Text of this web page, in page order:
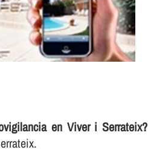
en Viver i Serrateix?